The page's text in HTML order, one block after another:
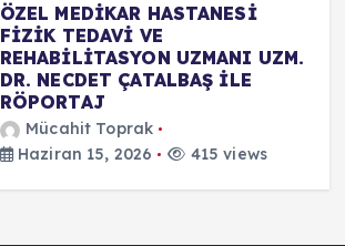
ÖZEL MEDİKAR HASTANESİ
FİZİK TEDAVİ VE
REHABİLİTASYON UZMANI UZM.
DR. NECDET ÇATALBAŞ İLE
RÖPORTAJ
Mücahit Toprak
Haziran 15, 2026
415 views